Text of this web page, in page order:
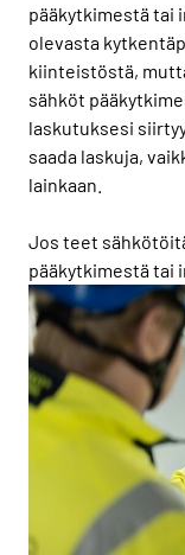
pääkytkimestä tai
olevasta
kiinteistöstä,
sähköt
laskutuksesi
saada laskuja,
lainkaan.
Jos teet
pääkytkimestä tai